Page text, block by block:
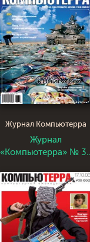
Журнал Компьютерра
Журнал
«Компьютерра» №
года